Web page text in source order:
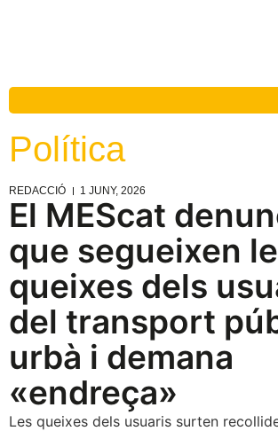
Política
REDACCIÓ 1 JUNY, 2026
El MEScat
que segueixen
queixes dels
del transport
urbà i demana
«endreça»
Les queixes dels usuaris surten